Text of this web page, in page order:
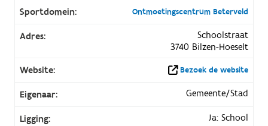
Sportdomein: Ontmoetingscentrum Beterveld
Adres:
Schoolstraat
3740 Bilzen-Hoeselt
Website:
Bezoek de website
Eigenaar: Gemeente/Stad
Ligging: Ja: School